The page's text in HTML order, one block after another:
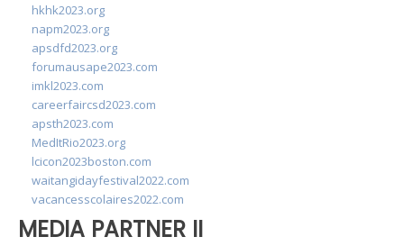
hkhk2023.org
napm2023.org
apsdfd2023.org
forumausape2023.com
imkl2023.com
careerfaircsd2023.com
apsth2023.com
MedItRio2023.org
lcicon2023boston.com
waitangidayfestival2022.com
vacancesscolaires2022.com
MEDIA PARTNER II